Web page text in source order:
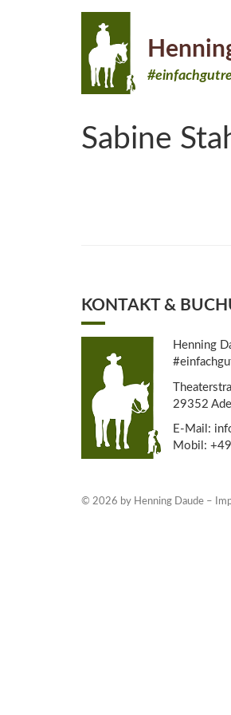
Sabine
KONTAKT &
Henning
29352
E-Mail:
Mobil:
© 2026 by Henning Daude –